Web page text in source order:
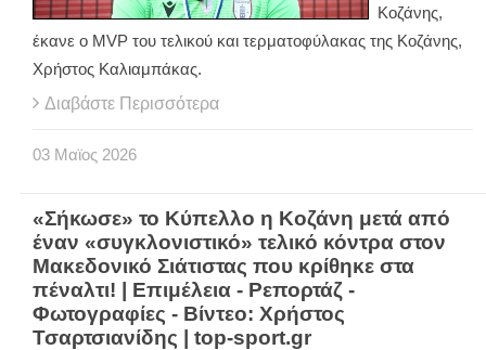
Κοζάνης,
έκανε ο MVP του τελικού και τερματοφύλακας της Κοζάνης,
Χρήστος Καλιαμπάκας.
Διαβάστε Περισσότερα
03 Μαϊος 2026
«Σήκωσε» το Κύπελλο η Κοζάνη μετά από
έναν «συγκλονιστικό» τελικό κόντρα στον
Μακεδονικό Σιάτιστας που κρίθηκε στα
πέναλτι! | Επιμέλεια - Ρεπορτάζ -
Φωτογραφίες - Βίντεο: Χρήστος
Τσαρτσιανίδης | top-sport.gr